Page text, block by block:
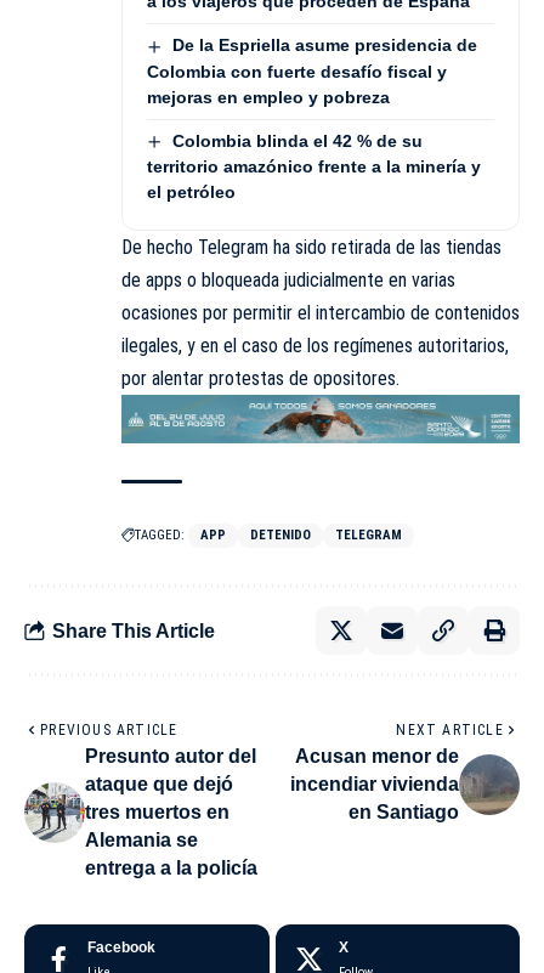
De la Espriella asume presidencia de
Colombia con fuerte desafío fiscal y
mejoras en empleo y pobreza
Colombia blinda el 42 % de su
territorio amazónico frente a la minería y
el petróleo
De hecho Telegram ha sido retirada de las tiendas
de apps o bloqueada judicialmente en varias
ocasiones por permitir el intercambio de contenidos
ilegales, y en el caso de los regímenes autoritarios,
por alentar protestas de opositores.
TAGGED: APP DETENIDO TELEGRAM
Share This Article
PREVIOUS ARTICLE
Presunto autor del
ataque que dejó
tres muertos en
Alemania se
entrega a la policía
NEXT ARTICLE
Acusan menor de
incendiar vivienda
en Santiago
Facebook X